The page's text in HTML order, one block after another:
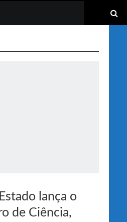
lança o
de Ciência,